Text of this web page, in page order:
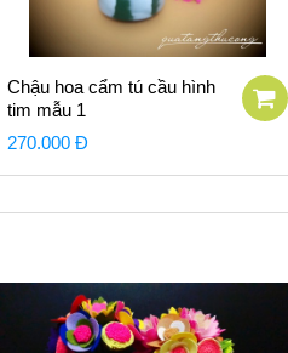
Chậu hoa cẩm tú cầu hình
tim mẫu 1
270.000 Đ